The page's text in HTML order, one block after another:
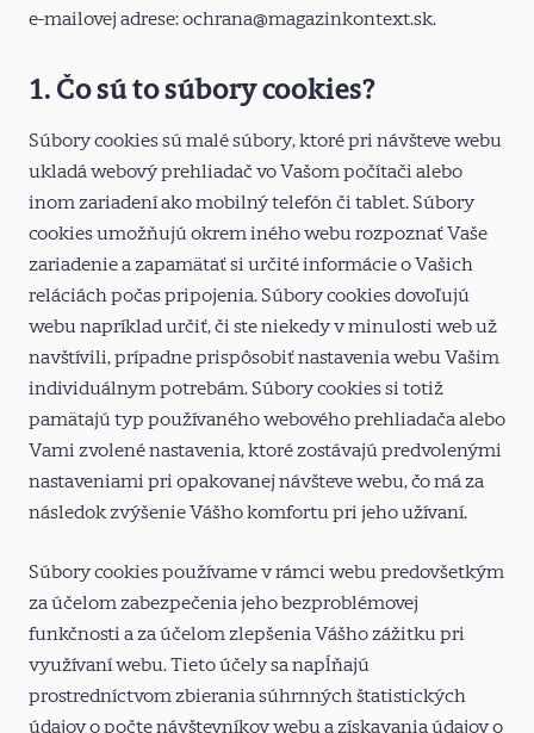
e-mailovej adrese: ochrana@magazinkontext.sk.
1. Čo sú to súbory cookies?
Súbory cookies sú malé súbory, ktoré pri návšteve webu
ukladá webový prehliadač vo Vašom počítači alebo
inom zariadení ako mobilný telefón či tablet. Súbory
cookies umožňujú okrem iného webu rozpoznať Vaše
zariadenie a zapamätať si určité informácie o Vašich
reláciách počas pripojenia. Súbory cookies dovoľujú
webu napríklad určiť, či ste niekedy v minulosti web už
navštívili, prípadne prispôsobiť nastavenia webu Vašim
individuálnym potrebám. Súbory cookies si totiž
pamätajú typ používaného webového prehliadača alebo
Vami zvolené nastavenia, ktoré zostávajú predvolenými
nastaveniami pri opakovanej návšteve webu, čo má za
následok zvýšenie Vášho komfortu pri jeho užívaní.
Súbory cookies používame v rámci webu predovšetkým
za účelom zabezpečenia jeho bezproblémovej
funkčnosti a za účelom zlepšenia Vášho zážitku pri
využívaní webu. Tieto účely sa napĺňajú
prostredníctvom zbierania súhrnných štatistických
údajov o počte návštevníkov webu a získavania údajov o